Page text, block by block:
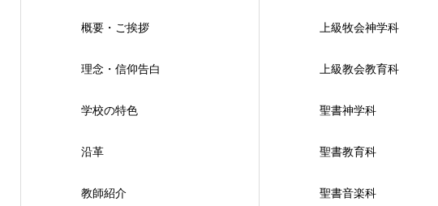
概要・ご挨拶
理念・信仰告白
学校の特色
沿革
教師紹介
上級牧会神学科
上級教会教育科
聖書神学科
聖書教育科
聖書音楽科